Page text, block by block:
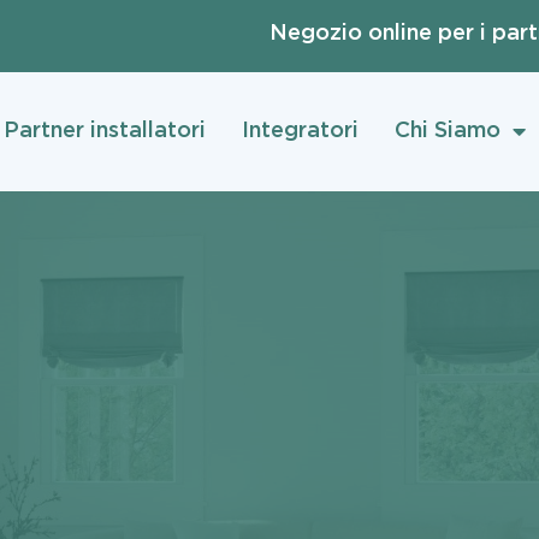
Negozio online per i
Partner installatori Integratori Chi Siamo